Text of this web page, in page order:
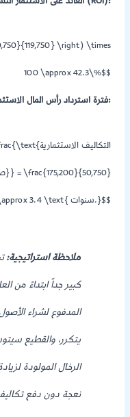
100 \approx 42.3\%$$
فترة استرداد رأس المال الاستثماري:
\approx 3.4 \text{ سنوات.}$$
ملاحظة استراتيجية:
كبير جداً ابتداءً من
يتكرر، والقطيع
نعجة دون دفع